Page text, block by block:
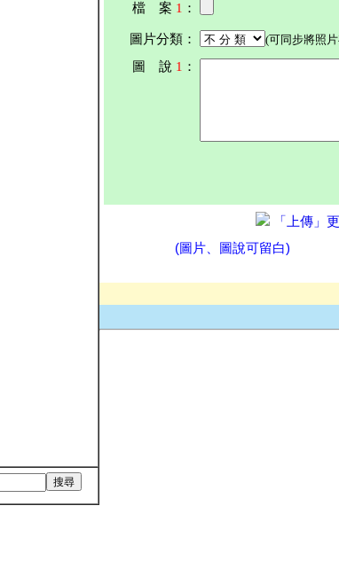
檔 案 1 ：
圖片分類： (可同步將照
圖 說 1 ：
「上傳」
(圖片、圖說可留白)